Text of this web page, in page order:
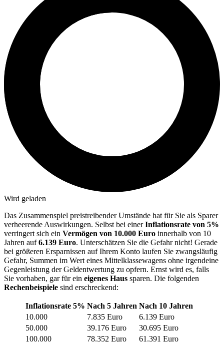
Wird geladen
Das Zusammenspiel preistreibender Umstände hat für Sie als Sparer
verheerende Auswirkungen. Selbst bei einerInflationsrate von 5%
verringert sich ein Vermögen von 10.000 Euro innerhalb von 10
Jahren auf6.139 Euro. Unterschätzen Sie die Gefahr nicht! Gerade
bei größeren Ersparnissen auf Ihrem Konto laufen Sie zwangsläufig
Gefahr, Summen im Wert eines Mittelklassewagens ohne irgendeine
Gegenleistung der Geldentwertung zu opfern. Ernst wird es, falls
Sie vorhaben, gar für ein eigenes Haus sparen. Die folgenden
Rechenbeispiele sind erschreckend:
Inflationsrate 5% Nach 5 Jahren Nach 10 Jahren
10.000
7.835 Euro
6.139 Euro
50.000
39.176 Euro
30.695 Euro
100.000
78.352 Euro
61.391 Euro